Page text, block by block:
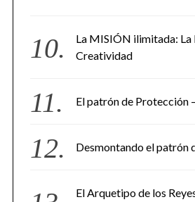
La MISIÓN ilimitada: La
Creatividad
El patrón de Protección
Desmontando el patrón
El Arquetipo de los